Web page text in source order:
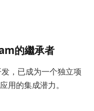
的繼承者
，已成为一个独立项
用的集成潜力。